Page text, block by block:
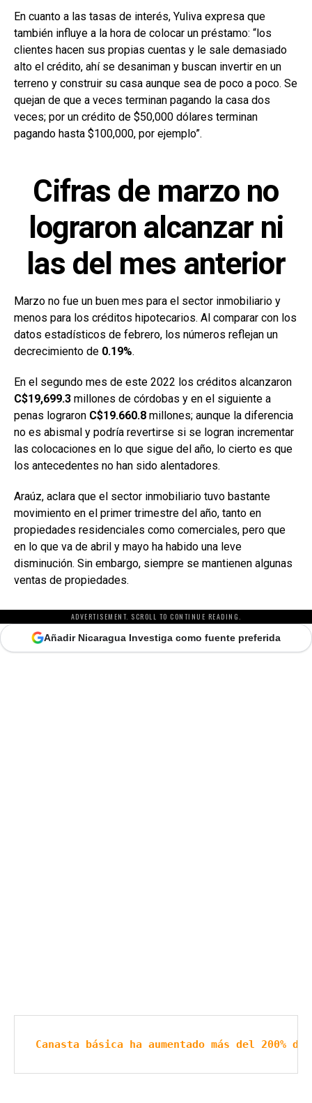
En cuanto a las tasas de interés, Yuliva expresa que
también influye a la hora de colocar un préstamo: “los
clientes hacen sus propias cuentas y le sale demasiado
alto el crédito, ahí se desaniman y buscan invertir en un
terreno y construir su casa aunque sea de poco a poco. Se
quejan de que a veces terminan pagando la casa dos
veces; por un crédito de $50,000 dólares terminan
pagando hasta $100,000, por ejemplo”.
Cifras de marzo no
lograron alcanzar ni
las del mes anterior
Marzo no fue un buen mes para el sector inmobiliario y
menos para los créditos hipotecarios. Al comparar con los
datos estadísticos de febrero, los números reflejan un
decrecimiento de 0.19%.
En el segundo mes de este 2022 los créditos alcanzaron
C$19,699.3 millones de córdobas y en el siguiente a
penas lograron C$19.660.8 millones; aunque la diferencia
no es abismal y podría revertirse si se logran incrementar
las colocaciones en lo que sigue del año, lo cierto es que
los antecedentes no han sido alentadores.
Araúz, aclara que el sector inmobiliario tuvo bastante
movimiento en el primer trimestre del año, tanto en
propiedades residenciales como comerciales, pero que
en lo que va de abril y mayo ha habido una leve
disminución. Sin embargo, siempre se mantienen algunas
ventas de propiedades.
ADVERTISEMENT. SCROLL TO CONTINUE READING.
Añadir Nicaragua Investiga como fuente preferida
Canasta básica ha aumentado más del 200%